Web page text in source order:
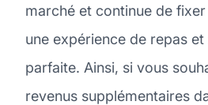
marché et continue de
une expérience de repas
parfaite. Ainsi, si vous
revenus supplémentaires